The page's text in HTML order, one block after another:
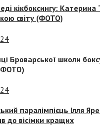
кікбоксингу:
світу (ФОТО)
Броварської школи
паралімпієць Ілля
до вісімки кращих